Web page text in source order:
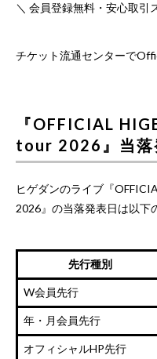
＼ 会員登録無料・安心取引
チケット流通センターで
『OFFICIAL
tour 2026』当落
ヒゲダンのライブ『
2026』の当落発表日は以下
先行種別
W会員先行
年・月会員先行
オフィシャルHP先行